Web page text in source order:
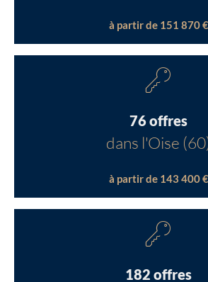
à partir de 151 870 €
76 offres
dans l'Oise
à partir de 143 400 €
182 offres